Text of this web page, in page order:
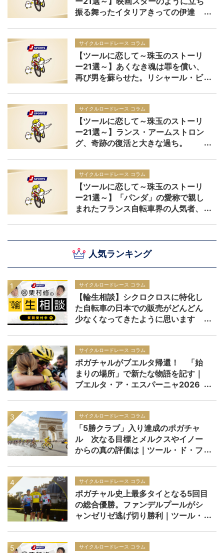
人気ランキング
サイクルロードレース コラム
【輪生相談】シクロクロスに特化し
た自転車の日本での販売がどんどん
少なくなってきたように思います
サイクルロードレース コラム
ポガチャルがブエルタ帰還！ 「始
まりの場所」で新たな物語を記す｜
ブエルタ・ア・エスパーニャ2026
サイクルロードレース コラム
「5勝クラブ」入り達成のポガチャ
ル 次なる目標とメルクスやイノー
からの真の評価は｜ツール・ド・フ
サイクルロードレース コラム
ポガチャル史上最多タイとなる5回目
の総合優勝。ファンデルプールがシ
ャンゼリゼ逃げ切り勝利｜ツール・
サイクルロードレース コラム
振る舞ったイタリアきっての伊達
サイクルロードレース コラム
【ツールに恋して～珠玉のストーリ
ー21選～】あくなき魂は罪を償い、
再び男を蘇らせた。リシャール・ビ
サイクルロードレース コラム
【ツールに恋して～珠玉のストーリ
ー21選～】ランス・アームストロン
グ、奇跡の復活と大きな過ち。
サイクルロードレース コラム
【ツールに恋して～珠玉のストーリ
ー21選～】「パンダ」の愛称で親し
まれたフランス自転車界の人気者、